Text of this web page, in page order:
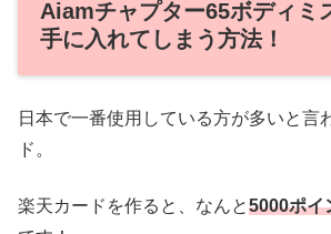
Aiamチャプター65ボディミ
手に入れてしまう方法！
日本で一番使用している方が多いと言
ド。
楽天カードを作ると、なんと5000ポイ